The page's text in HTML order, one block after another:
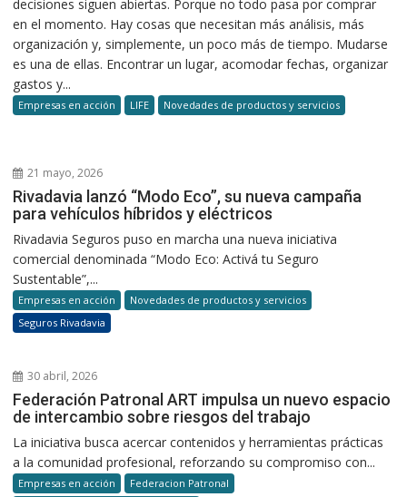
decisiones siguen abiertas. Porque no todo pasa por comprar
en el momento. Hay cosas que necesitan más análisis, más
organización y, simplemente, un poco más de tiempo. Mudarse
es una de ellas. Encontrar un lugar, acomodar fechas, organizar
gastos y...
Empresas en acción LIFE Novedades de productos y servicios
21 mayo, 2026
Rivadavia lanzó “Modo Eco”, su nueva campaña
para vehículos híbridos y eléctricos
Rivadavia Seguros puso en marcha una nueva iniciativa
comercial denominada “Modo Eco: Activá tu Seguro
Sustentable”,...
Empresas en acción
Novedades de productos y servicios
Seguros Rivadavia
30 abril, 2026
Federación Patronal ART impulsa un nuevo espacio
de intercambio sobre riesgos del trabajo
La iniciativa busca acercar contenidos y herramientas prácticas
a la comunidad profesional, reforzando su compromiso con...
Empresas en acción
Federacion Patronal